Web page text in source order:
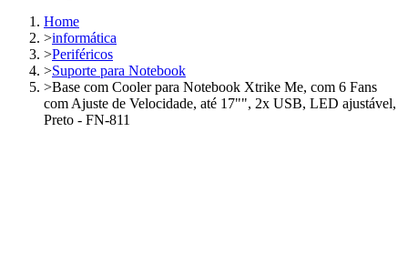
Home
>informática
>Periféricos
>Suporte para Notebook
>Base com Cooler para Notebook Xtrike Me, com 6 Fans
com Ajuste de Velocidade, até 17"", 2x USB, LED ajustável,
Preto - FN-811